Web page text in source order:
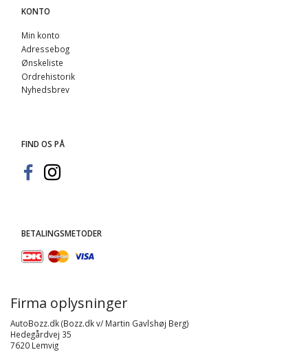
KONTO
Min konto
Adressebog
Ønskeliste
Ordrehistorik
Nyhedsbrev
FIND OS PÅ
BETALINGSMETODER
Firma oplysninger
AutoBozz.dk (Bozz.dk v/ Martin Gavlshøj Berg)
Hedegårdvej 35
7620 Lemvig